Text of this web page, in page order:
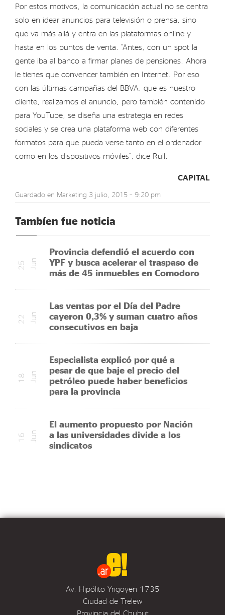
Por estos motivos, la comunicación actual no se centra
solo en idear anuncios para televisión o prensa, sino
que va más allá y entra en las plataformas online y
hasta en los puntos de venta. “Antes, con un spot la
gente iba al banco a firmar planes de pensiones. Ahora
le tienes que convencer también en Internet. Por eso
con las últimas campañas del BBVA, que es nuestro
cliente, realizamos el anuncio, pero también contenido
para YouTube, se diseña una estrategia en redes
sociales y se crea una plataforma web con diferentes
formatos para que pueda verse tanto en el ordenador
como en los dispositivos móviles”, dice Rull.
CAPITAL
Guardado en Marketing 3 julio, 2015 – 9:20 pm
Tambíen fue noticia
Provincia defendió el acuerdo con
YPF y busca acelerar el traspaso de
más de 45 inmuebles en Comodoro
2
5
J
u n
Las ventas por el Día del Padre
cayeron 0,3% y suman cuatro años
consecutivos en baja
2
2
J
u n
Especialista explicó por qué a
pesar de que baje el precio del
petróleo puede haber beneficios
para la provincia
1
8
J
u n
El aumento propuesto por Nación
a las universidades divide a los
sindicatos
1
6
J
u n
Av. Hipólito Yrigoyen 1735
Ciudad de Trelew
Provincia del Chubut